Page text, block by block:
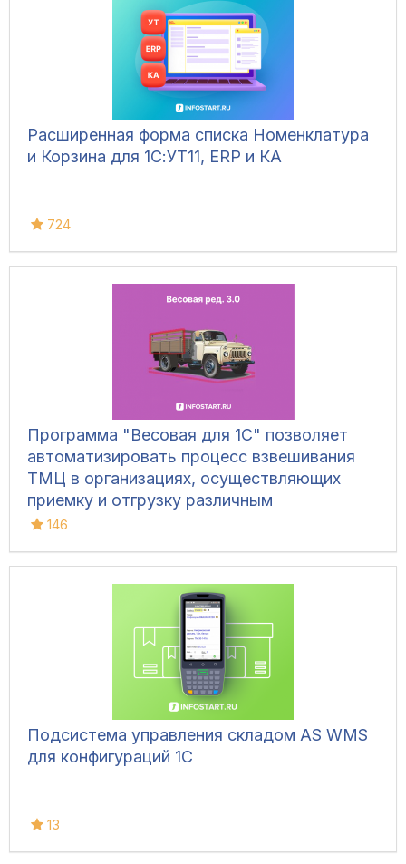
Расширенная форма списка Номенклатура
и Корзина для 1С:УТ11, ERP и КА
724
Программа "Весовая для 1С" позволяет
автоматизировать процесс взвешивания
ТМЦ в организациях, осуществляющих
приемку и отгрузку различным
транспортом, для ведения складского
Конфигурация позволяет фиксировать вес
вручную, напрямую с весов, а также
управлять дополнительным
оборудованием и контролировать
движение транспорта.
146
Подсистема управления складом AS WMS
для конфигураций 1С
13